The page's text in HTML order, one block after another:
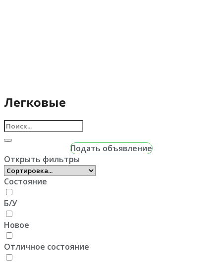
Легковые
Подать объявление
Открыть фильтры
Состояние
Б/У
Новое
Отличное состояние